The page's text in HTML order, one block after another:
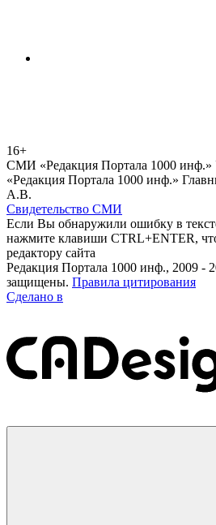
16+
СМИ «Редакция Портала 1000
«Редакция Портала 1000 инф.»
А.В.
Свидетельство СМИ
Если Вы обнаружили ошибку в
нажмите клавиши CTRL+ENTER,
редактору сайта
Редакция Портала 1000 инф., 2009 -
защищены. Правила цитирования
Сделано в